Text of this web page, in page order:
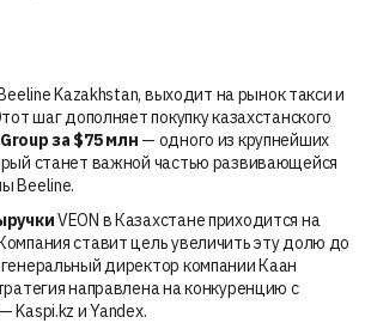
Kazakhstan, выходит на рынок такси и
шаг дополняет покупку казахстанского
Group за $75 млн — одного из крупнейших
станет важной частью развивающейся
Beeline.
VEON в Казахстане приходится на
ставит цель увеличить эту долю до
директор компании Каан
направлена на конкуренцию с
Kaspi.kz и Yandex.